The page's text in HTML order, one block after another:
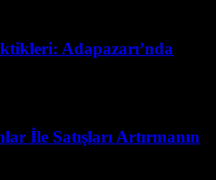
Adapazarı’nda
İle Satışları Artırmanın